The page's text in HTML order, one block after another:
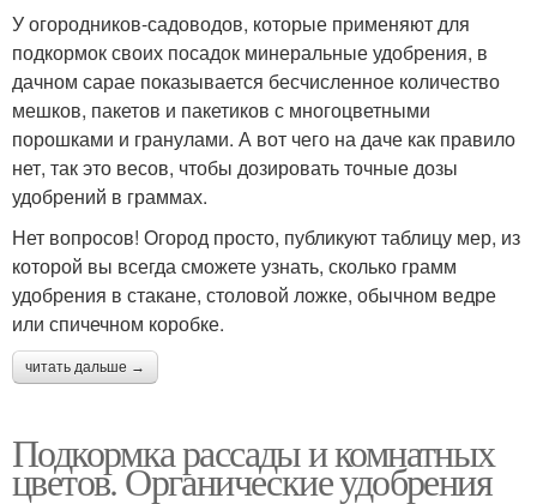
У огородников-садоводов, которые применяют для
подкормок своих посадок минеральные удобрения, в
дачном сарае показывается бесчисленное количество
мешков, пакетов и пакетиков с многоцветными
порошками и гранулами. А вот чего на даче как правило
нет, так это весов, чтобы дозировать точные дозы
удобрений в граммах.
Нет вопросов! Огород просто, публикуют таблицу мер, из
которой вы всегда сможете узнать, сколько грамм
удобрения в стакане, столовой ложке, обычном ведре
или спичечном коробке.
читать дальше →
Подкормка рассады и комнатных
цветов. Органические удобрения